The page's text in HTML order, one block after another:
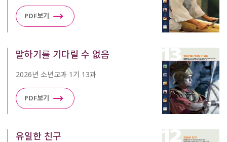
PDF보기
말하기를 기다릴 수 없음
2026년 소년교과 1기 13과
PDF보기
유일한 친구